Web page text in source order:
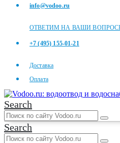
info@vodoo.ru
ОТВЕТИМ НА ВАШИ
+7 (495) 155-01-21
Доставка
Оплата
Search
Search